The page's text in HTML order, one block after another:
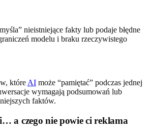
nieistniejące fakty lub podaje błędne
modelu i braku rzeczywistego
które AI może “pamiętać” podczas jednej
wymagają podsumowań lub
faktów.
a czego nie powie ci reklama